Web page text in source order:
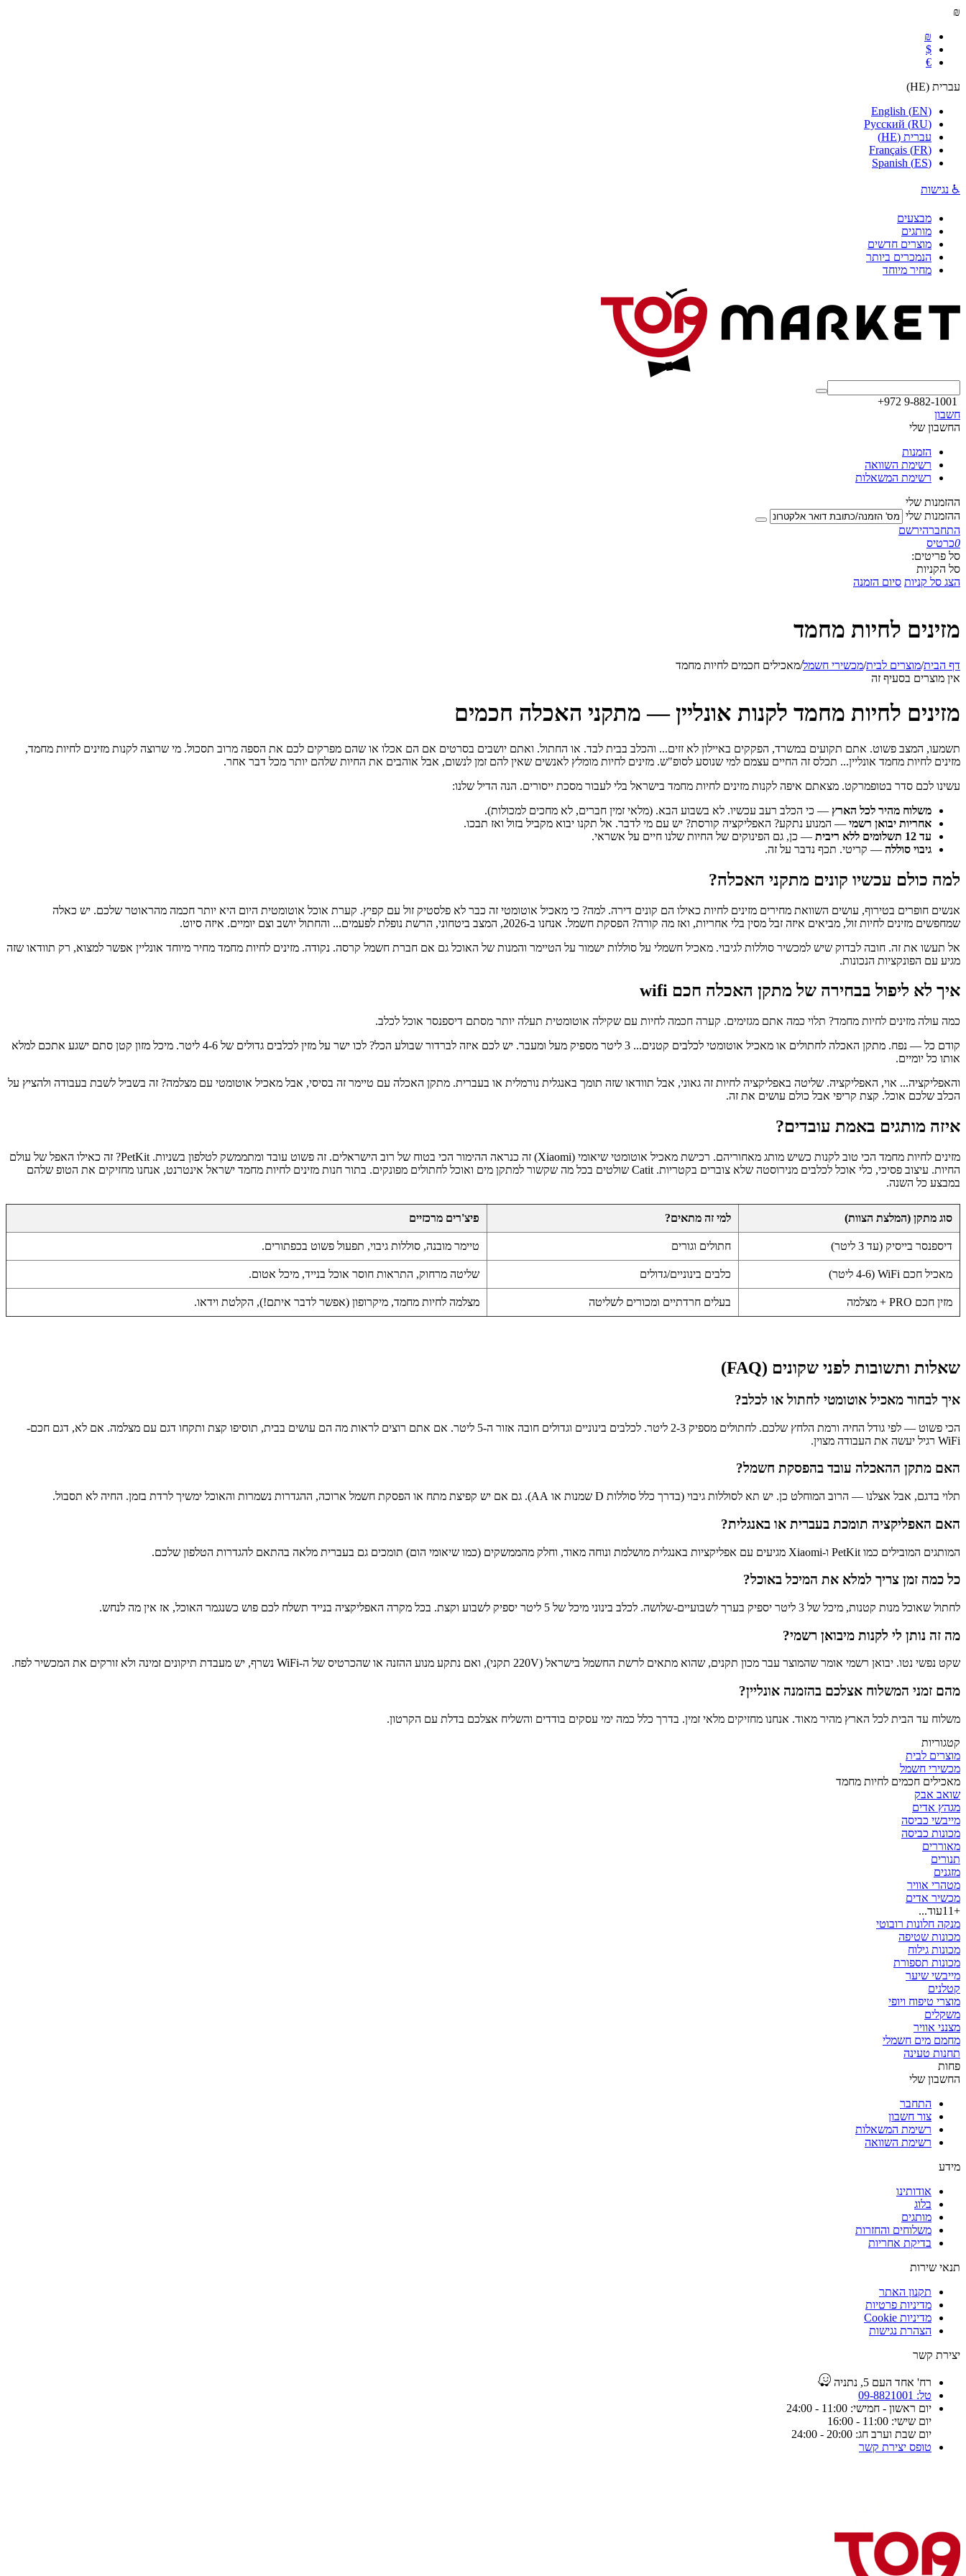
₪
₪
$
€
עברית (
HE
)
English (EN)
Русский (RU)
עברית (
HE
)
Français (FR)
Spanish (ES)
♿ נגישות
מבצעים
מותגים
מוצרים חדשים
הנמכרים ביותר
מחיר מיוחד
+972 9-882-1001
חשבון
החשבון שלי
הזמנות
רשימת השוואה
רשימת המשאלות
ההזמנות שלי
ההזמנות שלי
התחברהירשם
0כרטיס
סל פריטים:
סל הקניות
הצג סל קניות סיום הזמנה
מזינים לחיות מחמד
דף הבית/מוצרים לבית/מכשירי חשמל/מאכילים חכמים לחיות מחמד
אין מוצרים בסעיף זה
מזינים לחיות מחמד לקנות אונליין — מתקני האכלה חכמים
תשמעו, המצב פשוט. אתם תקועים במשרד, הפקקים באיילון לא זזים... והכלב בבית לבד. או החתול. ואתם יושבים בסרטים אם הם אכלו או שהם מפרקים לכם את הספה מרוב תסכול. מי שרוצה לקנות מזינים לחיות מחמד,
מזינים לחיות מחמד אונליין... תכלס זה החיים עצמם למי שנוסע לסופ"ש. מזינים לחיות מומלץ לאנשים שאין להם זמן לנשום, אבל אוהבים את החיות שלהם יותר מכל דבר אחר.
עשינו לכם סדר בטופמרקט. מצאתם איפה לקנות מזינים לחיות מחמד בישראל בלי לעבור מסכת ייסורים. הנה הדיל שלנו:
משלוח מהיר לכל הארץ — כי הכלב רעב עכשיו. לא בשבוע הבא. (מלאי זמין חברים, לא מחכים למכולות).
אחריות יבואן רשמי — המנוע נתקע? האפליקציה קורסת? יש עם מי לדבר. אל תקנו יבוא מקביל בזול ואז תבכו.
עד 12 תשלומים ללא ריבית
— כן, גם הפינוקים של החיות שלנו חיים על אשראי.
גיבוי סוללה — קריטי. תכף נדבר על זה.
למה כולם עכשיו קונים מתקני האכלה?
אנשים חופרים בטירוף, עושים השוואת מחירים מזינים לחיות כאילו הם קונים דירה. למה? כי מאכיל אוטומטי זה כבר לא פלסטיק זול עם קפיץ. קערת אוכל אוטומטית היום היא יותר חכמה מהראוטר שלכם. יש כאלה
שמחפשים מזינים לחיות זול, מביאים איזה זבל מסין בלי אחריות, ואז מה קורה? הפסקת חשמל. אנחנו ב-2026, המצב ביטחוני, הרשת נופלת לפעמים... והחתול יושב וצם יומיים. איזה סיוט.
אל תעשו את זה. חובה לבדוק שיש למכשיר סוללות לגיבוי. מאכיל חשמלי על סוללות ישמור על הטיימר והמנות של האוכל גם אם חברת חשמל קרסה. נקודה. מזינים לחיות מחמד מחיר מיוחד אונליין אפשר למצוא, רק תוודאו שזה
מגיע עם הפונקציות הנכונות.
איך לא ליפול בבחירה של מתקן האכלה חכם wifi
כמה עולה מזינים לחיות מחמד? תלוי כמה אתם מגזימים. קערה חכמה לחיות עם שקילה אוטומטית תעלה יותר מסתם דיספנסר אוכל לכלב.
קודם כל — נפח. מתקן האכלה לחתולים או מאכיל אוטומטי לכלבים קטנים... 3 ליטר מספיק מעל ומעבר. יש לכם איזה לברדור שבולע הכל? לכו ישר על מזין לכלבים גדולים של 4-6 ליטר. מיכל מזון קטן סתם ישגע אתכם למלא
אותו כל יומיים.
והאפליקציה... אוי, האפליקציה. שליטה באפליקציה לחיות זה גאוני, אבל תוודאו שזה תומך באנגלית נורמלית או בעברית. מתקן האכלה עם טיימר זה בסיסי, אבל מאכיל אוטומטי עם מצלמה? זה בשביל לשבת בעבודה ולהציץ על
הכלב שלכם אוכל. קצת קריפי אבל כולם עושים את זה.
איזה מותגים באמת עובדים?
מזינים לחיות מחמד הכי טוב לקנות כשיש מותג מאחוריהם. רכישת מאכיל אוטומטי שיאומי (Xiaomi) זה כנראה ההימור הכי בטוח של רוב הישראלים. זה פשוט עובד ומתממשק לטלפון בשניות. PetKit? זה כאילו האפל של עולם
החיות. עיצוב פסיכי, כלי אוכל לכלבים מנירוסטה שלא צוברים בקטריות. Catit שולטים בכל מה שקשור למתקן מים ואוכל לחתולים מפונקים. בתור חנות מזינים לחיות מחמד ישראל אינטרנט, אנחנו מחזיקים את הטופ שלהם
במבצע כל השנה.
סוג מתקן (המלצת הצוות) למי זה מתאים? פיצ'רים מרכזיים
דיספנסר בייסיק (עד 3 ליטר) חתולים וגורים טיימר מובנה, סוללות גיבוי, תפעול פשוט בכפתורים.
מאכיל חכם WiFi (4-6 ליטר) כלבים בינוניים/גדולים שליטה מרחוק, התראות חוסר אוכל בנייד, מיכל אטום.
מזין חכם PRO + מצלמה בעלים חרדתיים ומכורים לשליטה מצלמה לחיות מחמד, מיקרופון (אפשר לדבר איתם!), הקלטת וידאו.
שאלות ותשובות לפני שקונים (FAQ)
איך לבחור מאכיל אוטומטי לחתול או לכלב?
הכי פשוט — לפי גודל החיה ורמת הלחץ שלכם. לחתולים מספיק 2-3 ליטר. לכלבים בינוניים וגדולים חובה אזור ה-5 ליטר. אם אתם רוצים לראות מה הם עושים בבית, תוסיפו קצת ותקחו דגם עם מצלמה. אם לא, דגם חכם-
WiFi רגיל יעשה את העבודה מצוין.
האם מתקן ההאכלה עובד בהפסקת חשמל?
תלוי בדגם, אבל אצלנו — הרוב המוחלט כן. יש תא לסוללות גיבוי (בדרך כלל סוללות D שמנות או AA). גם אם יש קפיצת מתח או הפסקת חשמל ארוכה, ההגדרות נשמרות והאוכל ימשיך לרדת בזמן. החיה לא תסבול.
האם האפליקציה תומכת בעברית או באנגלית?
המותגים המובילים כמו PetKit ו-Xiaomi מגיעים עם אפליקציות באנגלית מושלמת ונוחה מאוד, וחלק מהממשקים (כמו שיאומי הום) תומכים גם בעברית מלאה בהתאם להגדרות הטלפון שלכם.
כל כמה זמן צריך למלא את המיכל באוכל?
לחתול שאוכל מנות קטנות, מיכל של 3 ליטר יספיק בערך לשבועיים-שלושה. לכלב בינוני מיכל של 5 ליטר יספיק לשבוע וקצת. בכל מקרה האפליקציה בנייד תשלח לכם פוש כשנגמר האוכל, אז אין מה לנחש.
מה זה נותן לי לקנות מיבואן רשמי?
שקט נפשי נטו. יבואן רשמי אומר שהמוצר עבר מכון תקנים, שהוא מתאים לרשת החשמל בישראל (220V תקני), ואם נתקע מנוע ההזנה או שהכרטיס של ה-WiFi נשרף, יש מעבדת תיקונים זמינה ולא זורקים את המכשיר לפח.
מהם זמני המשלוח אצלכם בהזמנה אונליין?
משלוח עד הבית לכל הארץ מהיר מאוד. אנחנו מחזיקים מלאי זמין. בדרך כלל כמה ימי עסקים בודדים והשליח אצלכם בדלת עם הקרטון.
קטגוריות
מוצרים לבית
מכשירי חשמל
מאכילים חכמים לחיות מחמד
שואב אבק
מגהץ אדים
מייבשי כביסה
מכונות כביסה
מאוררים
תנורים
מזגנים
מטהרי אוויר
‏מכשיר אדים
+11
עוד...
מנקה חלונות רובוטי
מכונות שטיפה
מכונות גילוח
מכונות תספורת
מייבשי שיער
קטלנים
מוצרי טיפוח ויופי
משקלים
מצנני אוויר
מחמם מים חשמלי
תחנות טעינה
פחות
החשבון שלי
התחבר
צור חשבון
רשימת המשאלות
רשימת השוואה
מידע
אודותינו
בלוג
מותגים
משלוחים והחזרות
בדיקת אחריות
תנאי שירות
תקנון האתר
מדיניות פרטיות
מדיניות Cookie
הצהרת נגישות
יצירת קשר
רח' אחד העם 5, נתניה
טל: 09-8821001
יום ראשון - חמישי: 11:00 - 24:00
יום שישי: 11:00 - 16:00
יום שבת וערב חג: 20:00 - 24:00
טופס יצירת קשר